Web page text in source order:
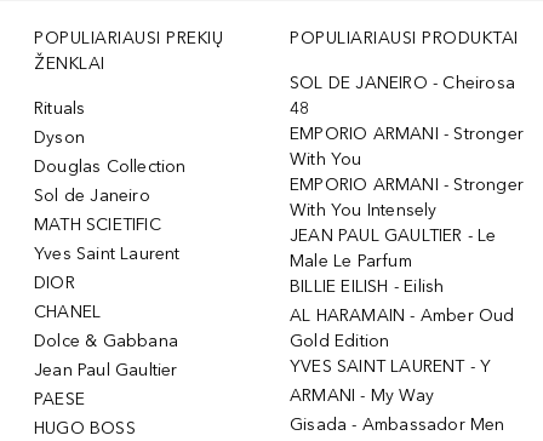
POPULIARIAUSI PREKIŲ
ŽENKLAI
Rituals
Dyson
Douglas Collection
Sol de Janeiro
MATH SCIETIFIC
Yves Saint Laurent
DIOR
CHANEL
Dolce & Gabbana
Jean Paul Gaultier
PAESE
HUGO BOSS
POPULIARIAUSI PRODUKTAI
SOL DE JANEIRO - Cheirosa
48
EMPORIO ARMANI - Stronger
With You
EMPORIO ARMANI - Stronger
With You Intensely
JEAN PAUL GAULTIER - Le
Male Le Parfum
BILLIE EILISH - Eilish
AL HARAMAIN - Amber Oud
Gold Edition
YVES SAINT LAURENT - Y
ARMANI - My Way
Gisada - Ambassador Men